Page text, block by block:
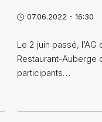
07.06.2022 - 16:30
Le 2 juin passé, l’AG
Restaurant-Auberge
participants…